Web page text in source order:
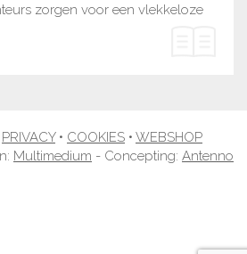
zorgen voor een vlekkeloze
PRIVACY• COOKIES • WEBSHOP
Multimedium - Concepting: Antenno